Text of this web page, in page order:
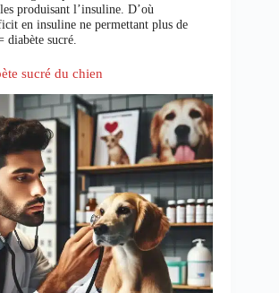
produisant l’insuline. D’où
en insuline ne permettant plus de
sucré.
sucré du chien